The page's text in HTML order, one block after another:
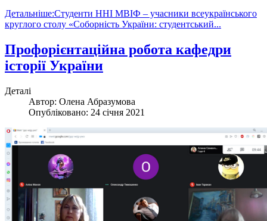
Детальніше:Студенти ННІ МВІФ – учасники всеукраїнського
круглого столу «Соборність України: студентський...
Профорієнтаційна робота кафедри
історії України
Деталі
Автор: Олена Абразумова
Опубліковано: 24 січня 2021